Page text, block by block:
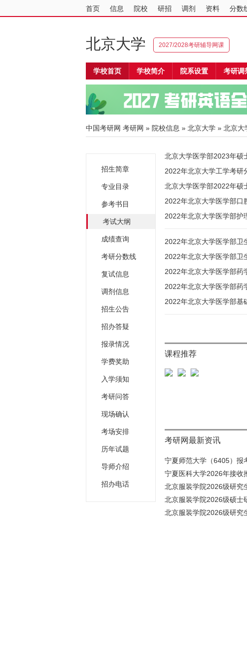
首页 信息 院校 研招 调剂 资料 分数
北京大学 2027/2028考研辅导网课
学校首页 学校简介 院系设置 考研调
中国考研网 考研网 » 院校信息 » 北京大学 » 北京大
招生简章
专业目录
参考书目
考试大纲
成绩查询
考研分数线
复试信息
调剂信息
招生公告
招办答疑
报录情况
学费奖助
入学须知
考研问答
现场确认
考场安排
历年试题
导师介绍
招办电话
北京大学医学部2023年硕
2022年北京大学工学考研
北京大学医学部2022年硕
2022年北京大学医学部口
2022年北京大学医学部护
2022年北京大学医学部卫
2022年北京大学医学部卫
2022年北京大学医学部药
2022年北京大学医学部药
2022年北京大学医学部基
课程推荐
考研网最新资讯
宁夏师范大学（6405）报
宁夏医科大学2026年接收
北京服装学院2026级研究
北京服装学院2026级硕士
北京服装学院2026级研究